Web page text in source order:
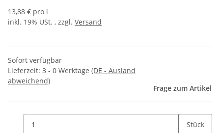
13,88 € pro l
inkl. 19% USt. , zzgl. Versand
Sofort verfügbar
Lieferzeit: 3 - 0 Werktage (DE - Ausland
abweichend)
Frage zum Artikel
Stück